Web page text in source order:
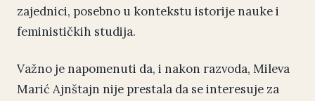
zajednici, posebno u kontekstu istorije nauke i
feminističkih studija.
Važno je napomenuti da, i nakon razvoda, Mileva
Marić Ajnštajn nije prestala da se interesuje za